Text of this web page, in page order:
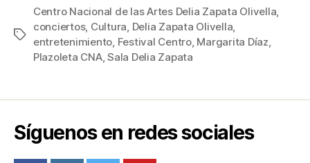
c
e
b
o
k
tt
er
ail er
e
st
m
p
ar
Etiquetas
Centro Nacional de las Artes Delia Zapata Olivella,
conciertos, Cultura, Delia Zapata Olivella,
entretenimiento, Festival Centro, Margarita Díaz,
Plazoleta CNA,Sala Delia Zapata
Síguenos en redes sociales